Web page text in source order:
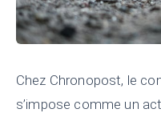
Chez Chronopost, le
s’impose comme un